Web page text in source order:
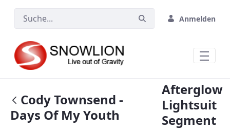
Zum Hauptinhalt springen
Anmelden
Cody Townsend -
Days Of My Youth
Afterglow
Lightsuit
Segment